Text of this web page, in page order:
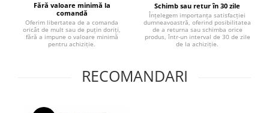
Fără valoare minimă la
comandă
Oferim libertatea de a comanda
oricât de mult sau de puțin doriți,
fără a impune o valoare minimă
pentru achiziție.
Schimb sau retur în 30 zile
Înțelegem importanța satisfacției
dumneavoastră, oferind posibilitatea
de a returna sau schimba orice
produs, într-un interval de 30 de zile
de la achiziție.
RECOMANDARI